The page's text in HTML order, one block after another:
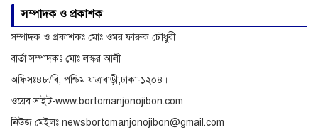
বিরুদ্ধে অনুসন্ধান
সম্পাদক ও প্রকাশক
সম্পাদক ও প্রকাশকঃ মোঃ ওমর ফারুক চৌধুরী
বার্তা সম্পাদকঃ মোঃ লস্কর আলী
অফিসঃ৪৮/বি, পশ্চিম যাত্রাবাড়ী,ঢাকা-১২০৪।
ওয়েব সাইট-www.bortomanjonojibon.com
নিউজ মেইলঃ newsbortomanjonojibon@gmail.com